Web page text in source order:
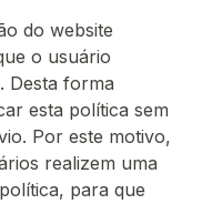
do website
o usuário
Desta forma
esta política sem
Por este motivo,
realizem uma
para que